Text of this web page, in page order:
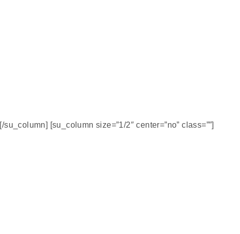
[/su_column] [su_column size=”1/2″ center=”no” class=””]